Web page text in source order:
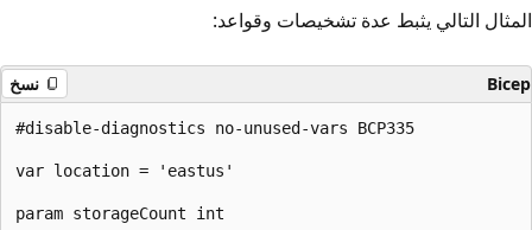
المثال التالي يثبط عدة تشخيصات وقواعد:
Bicep نسخ
#disable-diagnostics no-unused-vars BCP335
var location = 'eastus'
param storageCount int